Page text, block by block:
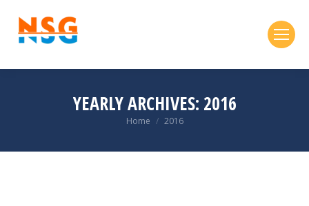
YEARLY ARCHIVES: 2016
You are here:
Home 2016